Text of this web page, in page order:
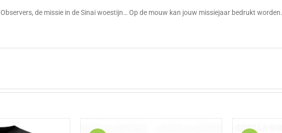
de missie in de Sinai woestijn… Op de mouw kan jouw missiejaar bedrukt worden.